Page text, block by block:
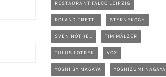
RESTAURANT FALCO LEIPZIG
ROLAND TRETTL STERNEKOCH
SVEN NÖTHEL TIM MÄLZER
TULUS LOTREK VOX
YOSHI BY NAGAYA YOSHIZUMI NAGAYA